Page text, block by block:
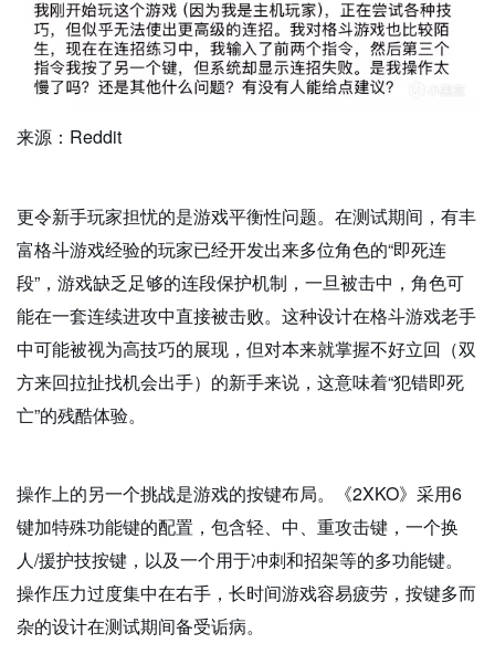
来源：Reddit
更令新手玩家担忧的是游戏平衡性问题。在测试期间，有丰
富格斗游戏经验的玩家已经开发出来多位角色的“即死连
段”，游戏缺乏足够的连段保护机制，一旦被击中，角色可
能在一套连续进攻中直接被击败。这种设计在格斗游戏老手
中可能被视为高技巧的展现，但对本来就掌握不好立回（双
方来回拉扯找机会出手）的新手来说，这意味着“犯错即死
亡”的残酷体验。
操作上的另一个挑战是游戏的按键布局。《2XKO》采用6
键加特殊功能键的配置，包含轻、中、重攻击键，一个换
人/援护技按键，以及一个用于冲刺和招架等的多功能键。
操作压力过度集中在右手，长时间游戏容易疲劳，按键多而
杂的设计在测试期间备受诟病。